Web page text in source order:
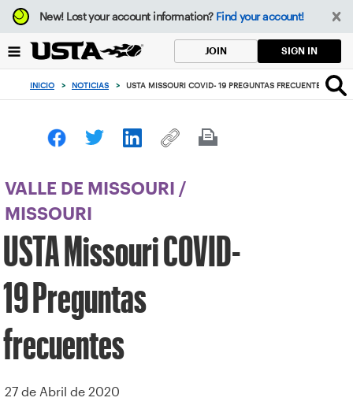
Enfoque
desde
botón
volver
principio
New!Lost your account information? Find your account!
JOIN SIGN IN
INICIO > NOTICIAS > USTA MISSOURI COVID- 19 PREGUNTAS FRECUENTES
VALLE DE MISSOURI
/
MISSOURI
USTA Missouri COVID-
19 Preguntas
frecuentes
27 de Abril de 2020